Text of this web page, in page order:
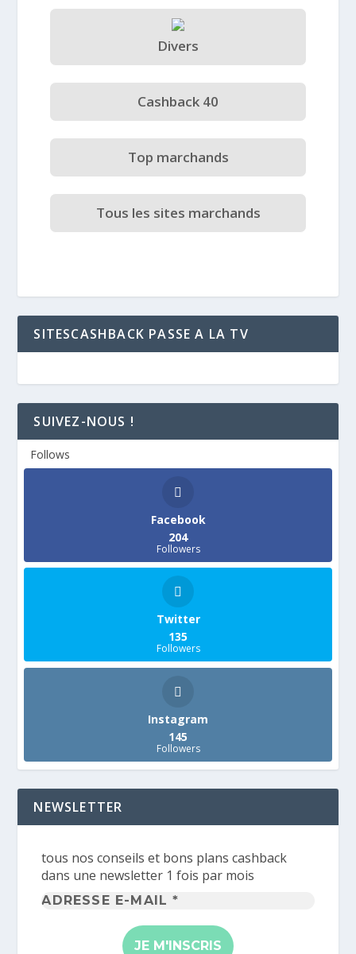
Divers
Cashback 40
Top marchands
Tous les sites marchands
SITESCASHBACK PASSE A LA TV
SUIVEZ-NOUS !
Follows
Facebook
204
Followers
Twitter
135
Followers
Instagram
145
Followers
NEWSLETTER
tous nos conseils et bons plans cashback
dans une newsletter 1 fois par mois
Adresse
mail
*